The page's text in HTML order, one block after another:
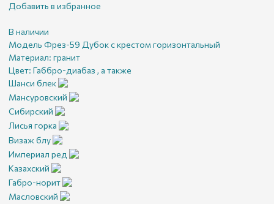
Добавить в избранное
В наличии
Модель Фрез-59 Дубок с крестом горизонтальный
Материал: гранит
Цвет: Габбро-диабаз , а также
Шанси блек
Мансуровский
Сибирский
Лисья горка
Визаж блу
Империал ред
Казахский
Габро-норит
Масловский